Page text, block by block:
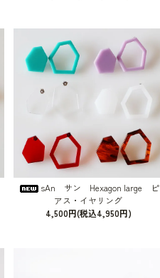
sAn サン Hexagon large ピ
アス・イヤリング
4,500円(税込4,950円)